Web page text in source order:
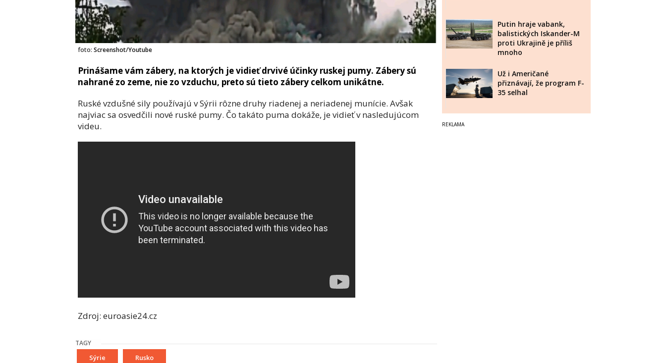
foto: Screenshot/Youtube
Prinášame vám zábery, na ktorých je vidieť drvivé účinky ruskej pumy. Zábery sú
nahrané zo zeme, nie zo vzduchu, preto sú tieto zábery celkom unikátne.
Ruské vzdušné sily používajú v Sýrii rôzne druhy riadenej a neriadenej munície. Avšak
najviac sa osvedčili nové ruské pumy. Čo takáto puma dokáže, je vidieť v nasledujúcom
videu.
Zdroj: euroasie24.cz
TAGY
Sýrie Rusko
Putin hraje vabank,
balistických Iskander-M
proti Ukrajině je příliš
mnoho
Už i Američané
přiznávají, že program F-
35 selhal